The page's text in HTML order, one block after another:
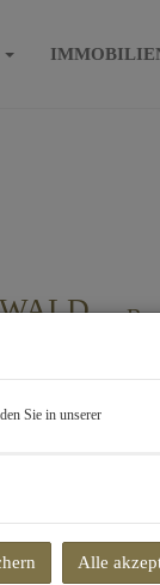
Sie in unserer
Alle